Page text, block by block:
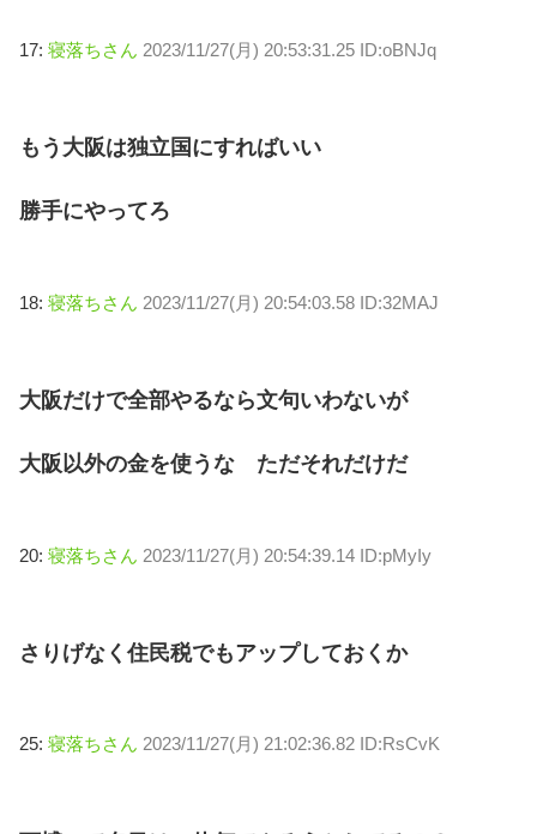
17: 寝落ちさん 2023/11/27(月) 20:53:31.25 ID:oBNJq
もう大阪は独立国にすればいい
勝手にやってろ
18: 寝落ちさん 2023/11/27(月) 20:54:03.58 ID:32MAJ
大阪だけで全部やるなら文句いわないが
大阪以外の金を使うな ただそれだけだ
20: 寝落ちさん 2023/11/27(月) 20:54:39.14 ID:pMyIy
さりげなく住民税でもアップしておくか
25: 寝落ちさん 2023/11/27(月) 21:02:36.82 ID:RsCvK